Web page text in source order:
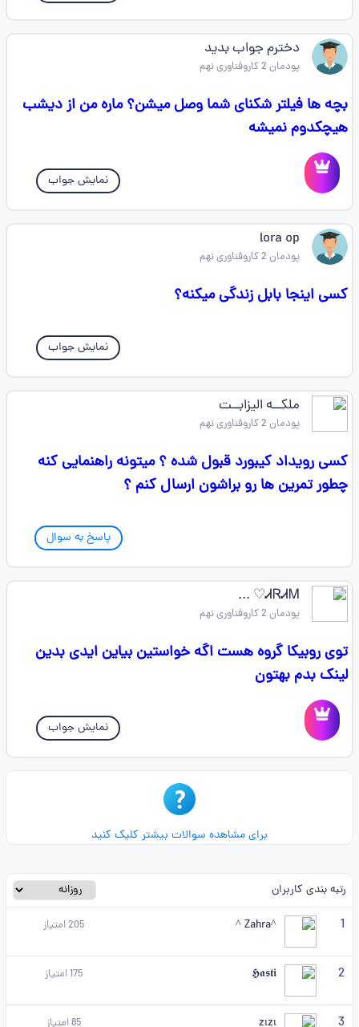
دخترم جواب بدید
پودمان 2 کاروفناوری نهم
بچه ها فیلتر شکنای شما وصل میشن؟ ماره من از دیشب
هیچکدوم نمیشه
نمایش جواب
lora op
پودمان 2 کاروفناوری نهم
کسی اینجا بابل زندگی میکنه؟
نمایش جواب
ملکــه الیزابــت
پودمان 2 کاروفناوری نهم
کسی رویداد کیبورد قبول شده ؟ میتونه راهنمایی کنه
چطور تمرین ها رو براشون ارسال کنم ؟
پاسخ به سوال
ᏗᏒᏗᎷ♡ ...
پودمان 2 کاروفناوری نهم
توی روبیکا گروه هست اگه خواستین بیاین ایدی بدین
لینک بدم بهتون
نمایش جواب
برای مشاهده سوالات بیشتر کلیک کنید
رتبه بندی کاربران
1
^Zahra ^
205امتیاز
2
𝕳𝖆𝖘𝖙𝖎
175امتیاز
3
zιzι
85امتیاز